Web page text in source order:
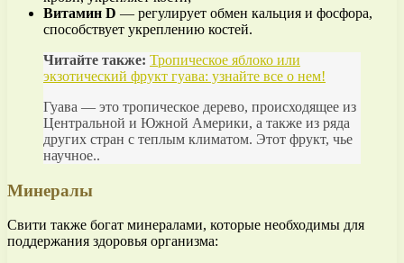
Витамин D — регулирует обмен кальция и фосфора,
способствует укреплению костей.
Читайте также: Тропическое яблоко или
экзотический фрукт гуава: узнайте все о нем!
Гуава — это тропическое дерево, происходящее из
Центральной и Южной Америки, а также из ряда
других стран с теплым климатом. Этот фрукт, чье
научное..
Минералы
Свити также богат минералами, которые необходимы для
поддержания здоровья организма: